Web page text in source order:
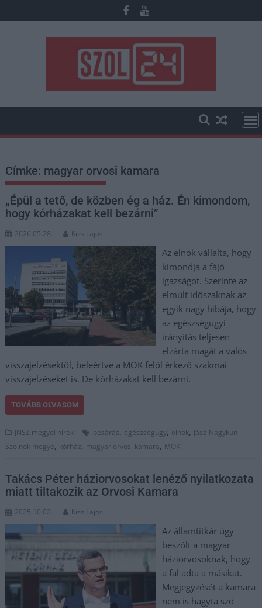
to
Címke: magyar orvosi kamara
„Épül a tető, de közben ég a ház. Én kimondom,
hogy kórházakat kell bezárni”
2026.05.28. Kiss Lajos
Az elnök vállalta, hogy
kimondja a fájó
igazságot. Szerinte az
elmúlt időszaknak az
egyik nagy hibája, hogy
az egészségügyi
irányítás teljesen
elzárta magát a valós
visszajelzésektől, beleértve a MOK felől érkező szakmai
visszajelzéseket is. De kórházakat kell bezárni.
TOVÁBB OLVASOM
JNSZ megyei hírek bezárás, egészségügy, elnök, Jász-Nagykun
Szolnok megye, kórház, magyar orvosi kamara, MOK
Takács Péter háziorvosokat lenéző nyilatkozata
miatt tiltakozik az Orvosi Kamara
2025.10.02. Kiss Lajos
Az államtitkár úgy
beszólt a magyar
háziorvosoknak, hogy
a fal adta a másikat.
Megjegyzését a kamara
nem is hagyta szó